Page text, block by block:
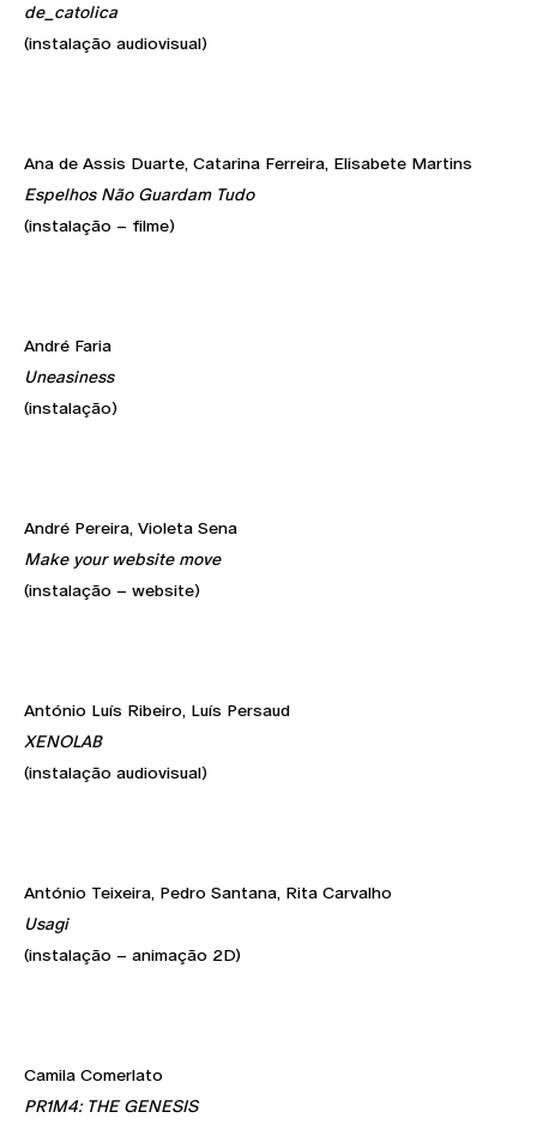
de_catolica
(instalação audiovisual)
Ana de Assis Duarte, Catarina Ferreira, Elisabete Martins
Espelhos Não Guardam Tudo
(instalação – filme)
André Faria
Uneasiness
(instalação)
André Pereira, Violeta Sena
Make your website move
(instalação – website)
António Luís Ribeiro, Luís Persaud
XENOLAB
(instalação audiovisual)
António Teixeira, Pedro Santana, Rita Carvalho
Usagi
(instalação – animação 2D)
Camila Comerlato
PR1M4: THE GENESIS